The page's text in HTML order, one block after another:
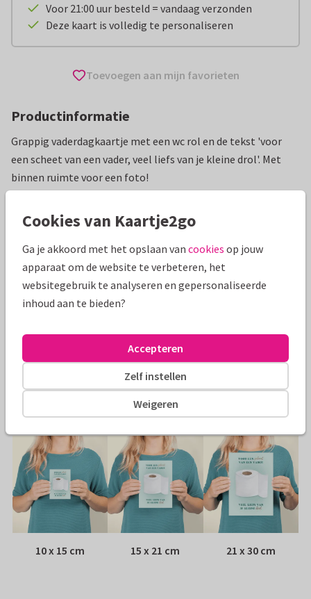
Voor 21:00 uur besteld = vandaag verzonden
Deze kaart is volledig te personaliseren
Toevoegen aan mijn favorieten
Productinformatie
Grappig vaderdagkaartje met een wc rol en de tekst 'voor
een scheet van een vader, veel liefs van je kleine drol'. Met
binnen ruimte voor een foto!
Vaderdag kaarten Manique Grappig
Specificaties bij deze kaart
Envelop: Witte vensterenvelop
Adres: Achterop de kaart
Formaten
10 x 15 cm 15 x 21 cm 21 x 30 cm
Cookies van Kaartje2go
Ga je akkoord met het opslaan van cookies op jouw
apparaat om de website te verbeteren, het
websitegebruik te analyseren en gepersonaliseerde
inhoud aan te bieden?
Weigeren
Zelf instellen
Accepteren